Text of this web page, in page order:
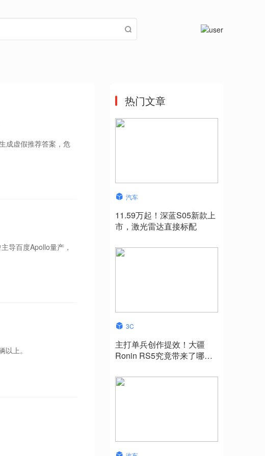
成虚假推荐答案，危
导百度Apollo量产，
上。
热门文章
汽车
11.59万起！深蓝S05新款上
市，激光雷达直接标配
3C
主打单兵创作提效！大疆
Ronin RS5究竟带来了哪些